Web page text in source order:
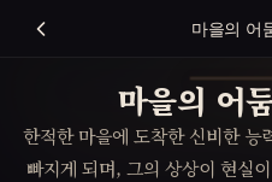
마을의 어
마을의 어
한적한 마을에 도착한 신비한 능
빠지게 되며, 그의 상상이 현실